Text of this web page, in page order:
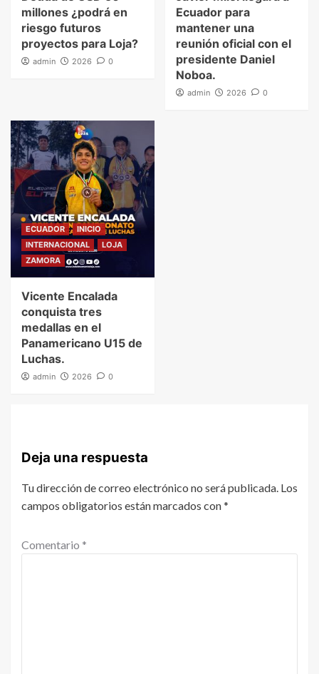
millones ¿podrá en
riesgo futuros
proyectos para Loja?
admin 2026 0
Ecuador para
mantener una
reunión oficial con el
presidente Daniel
Noboa.
admin 2026 0
ECUADOR
INICIO
INTERNACIONAL
LOJA
ZAMORA
Vicente Encalada
conquista tres
medallas en el
Panamericano U15 de
Luchas.
admin 2026 0
Deja una respuesta
Tu dirección de correo electrónico no será publicada. Los
campos obligatorios están marcados con*
Comentario *